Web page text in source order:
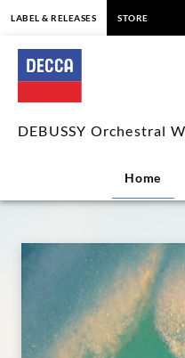
DEBUSSY
Orchestral
Works
Dutoit/
|
Decca
Classics
LABEL & RELEASES STORE
Home